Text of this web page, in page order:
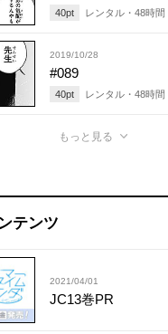
40pt レンタル・ 48時間
2019/10/28
#089
40pt レンタル・ 48時間
もっと見る
テンツ
2021/04/01
JC13巻PR